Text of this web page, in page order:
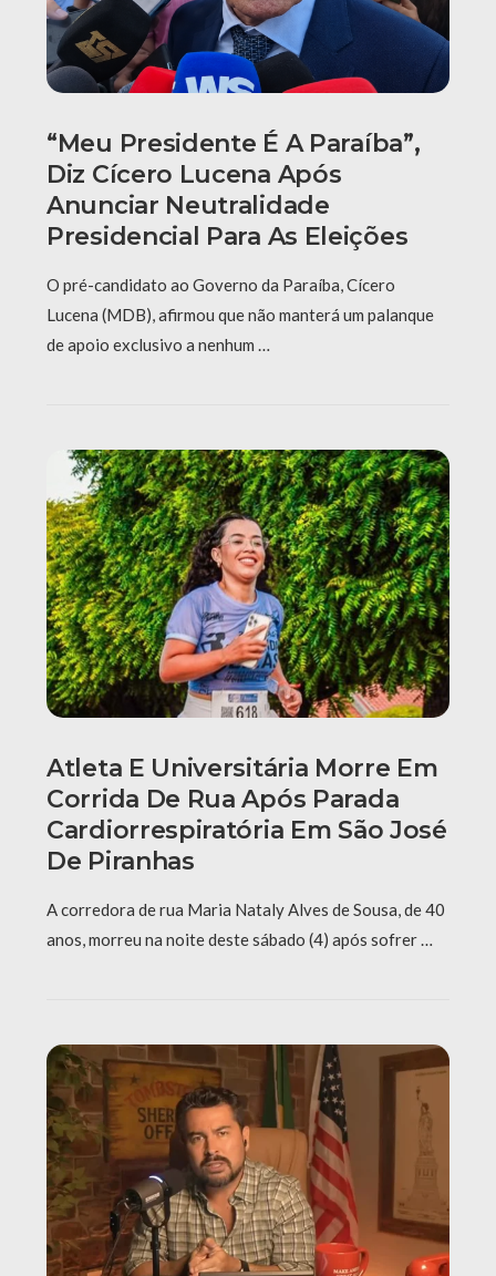
“Meu Presidente É A Paraíba”,
Diz Cícero Lucena Após
Anunciar Neutralidade
Presidencial Para As Eleições
O pré-candidato ao Governo da Paraíba, Cícero
Lucena (MDB), afirmou que não manterá um palanque
de apoio exclusivo a nenhum …
Atleta E Universitária Morre Em
Corrida De Rua Após Parada
Cardiorrespiratória Em São José
De Piranhas
A corredora de rua Maria Nataly Alves de Sousa, de 40
anos, morreu na noite deste sábado (4) após sofrer …